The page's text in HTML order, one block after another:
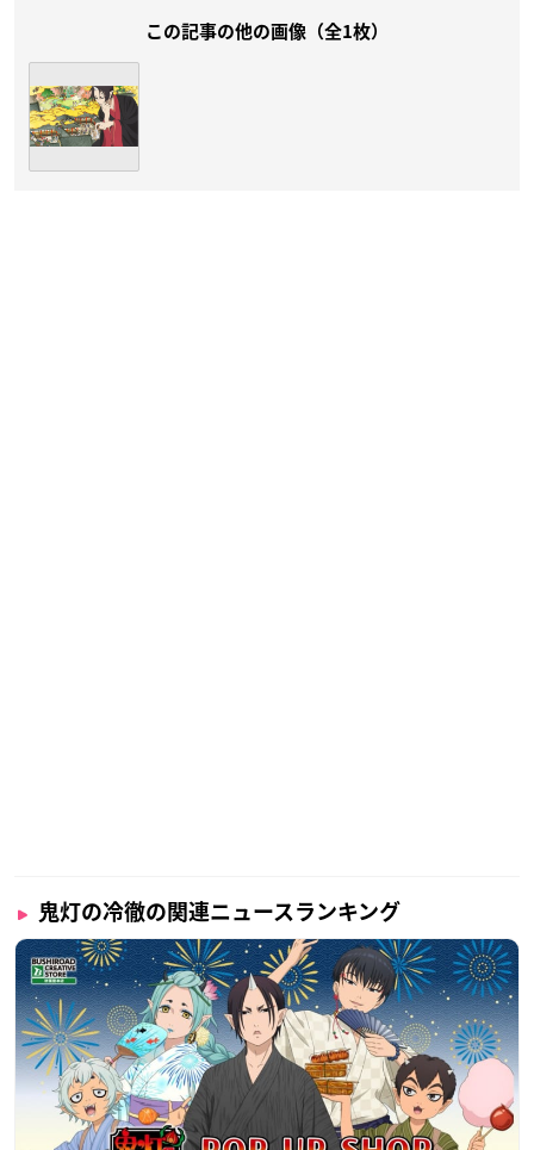
この記事の他の画像（全1枚）
鬼灯の冷徹の関連ニュースランキング